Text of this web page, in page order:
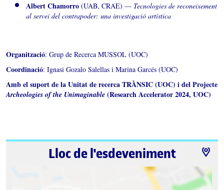
Albert Chamorro (UAB, CRAE) — Tecnologies de reconeixement
al servei del contrapoder: una investigació artística
Organització: Grup de Recerca MUSSOL (UOC)
Coordinació: Ignasi Gozalo Salellas i Marina Garcés (UOC)
Amb el suport de la Unitat de recerca TRÀNSIC (UOC) i del Projecte
Archeologies of the Unimaginable (Research Accelerator 2024, UOC)
Lloc de l'esdeveniment